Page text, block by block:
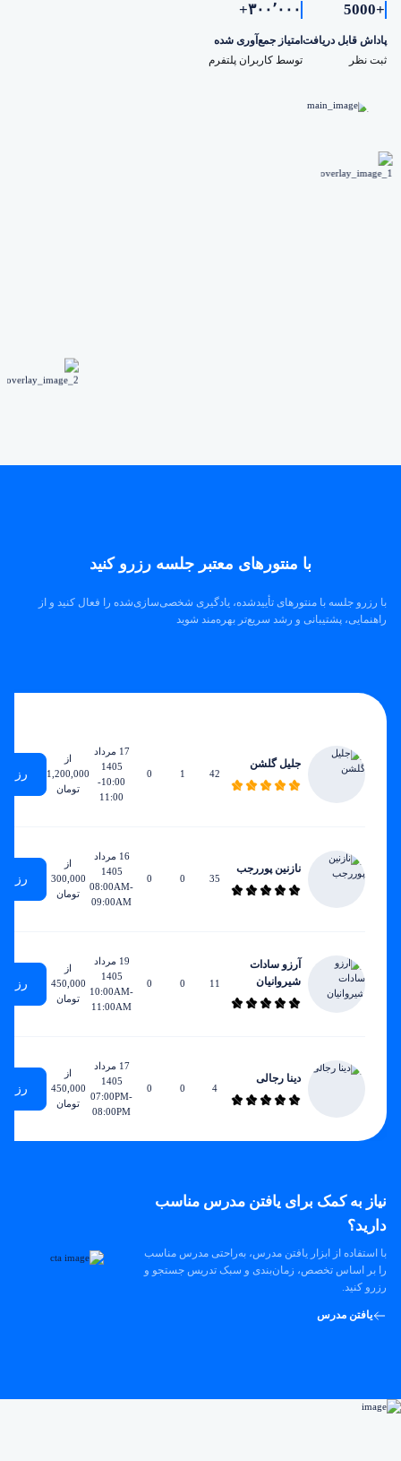
+5000
پاداش قابل دریافت
ثبت نظر
۳۰۰٬۰۰۰+
امتیاز جمع‌آوری شده
توسط کاربران پلتفرم
با منتورهای معتبر جلسه رزرو کنید
با رزرو جلسه با منتورهای تأییدشده، یادگیری شخصی‌سازی‌شده را فعال کنید و از
راهنمایی، پشتیبانی و رشد سریع‌تر بهره‌مند شوید
جلیل گلشن
42
1
0
17 مرداد
1405
10:00-
11:00
از
1,200,000
تومان
رزرو
نازنین پوررجب
35
0
0
16 مرداد
1405
08:00AM-
09:00AM
از
300,000
تومان
رزرو
آرزو سادات
شیروانیان
11
0
0
19 مرداد
1405
10:00AM-
11:00AM
از
450,000
تومان
رزرو
دینا رجالی
4
0
0
17 مرداد
1405
07:00PM-
08:00PM
از
450,000
تومان
رزرو
نیاز به کمک برای یافتن مدرس مناسب
دارید؟
با استفاده از ابزار یافتن مدرس، به‌راحتی مدرس مناسب
را بر اساس تخصص، زمان‌بندی و سبک تدریس جستجو و
رزرو کنید.
یافتن مدرس